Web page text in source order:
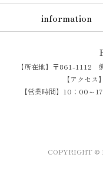
information
【所在地】〒861-1112
【アクセ
【営業時間】10：00～
COPYRIGHT ©